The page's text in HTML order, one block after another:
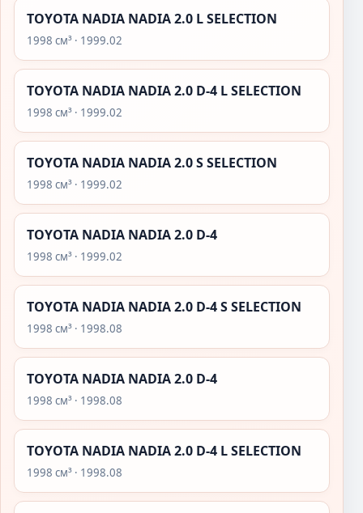
TOYOTA NADIA NADIA 2.0 L SELECTION
1998 см³ · 1999.02
TOYOTA NADIA NADIA 2.0 D-4 L SELECTION
1998 см³ · 1999.02
TOYOTA NADIA NADIA 2.0 S SELECTION
1998 см³ · 1999.02
TOYOTA NADIA NADIA 2.0 D-4
1998 см³ · 1999.02
TOYOTA NADIA NADIA 2.0 D-4 S SELECTION
1998 см³ · 1998.08
TOYOTA NADIA NADIA 2.0 D-4
1998 см³ · 1998.08
TOYOTA NADIA NADIA 2.0 D-4 L SELECTION
1998 см³ · 1998.08